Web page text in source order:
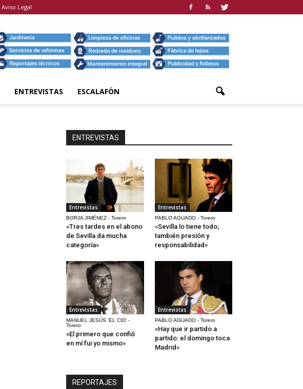
Aviso Legal
ENTREVISTAS ESCALAFÓN
ENTREVISTAS
Entrevistas
BORJA JIMÉNEZ - Torero
«Tres tardes en el abono
de Sevilla da mucha
categoría»
Entrevistas
PABLO AGUADO - Torero
«Sevilla lo tiene todo;
también presión y
responsabilidad»
Entrevistas
MANUEL JESÚS 'EL CID' -
Torero
«El primero que confió
en mí fui yo mismo»
Entrevistas
PABLO AGUADO - Torero
«Hay que ir partido a
partido: el domingo toca
Madrid»
REPORTAJES